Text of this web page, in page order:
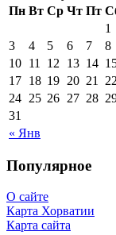
Пн Вт Ср Чт Пт
« Янв
1
3
4 5 6 7 8
10 11 12 13 14
17 18 19 20 21 22
24 25 26 27 28
31
Популярное
О сайте
Карта Хорватии
Карта сайта